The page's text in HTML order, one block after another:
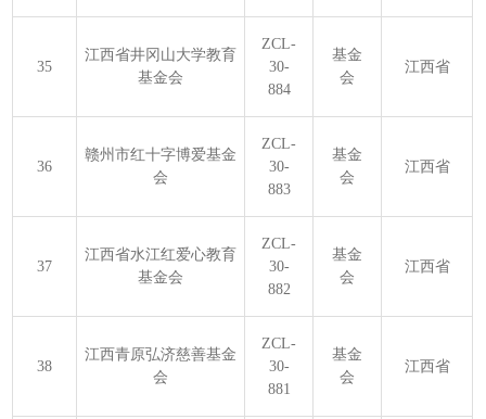
35
江西省井冈山大学教育
基金会
ZCL-
30-
884
基金
会
江西省
36
赣州市红十字博爱基金
会
ZCL-
30-
883
基金
会
江西省
37
江西省水江红爱心教育
基金会
ZCL-
30-
882
基金
会
江西省
38
江西青原弘济慈善基金
会
ZCL-
30-
881
基金
会
江西省